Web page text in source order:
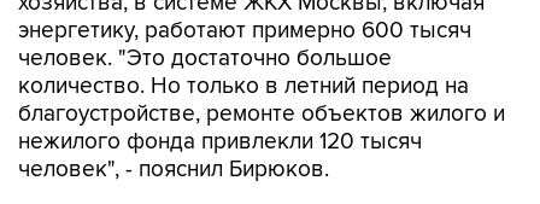
человек. "Это достаточно большое
количество. Но только в летний период на
благоустройстве, ремонте объектов жилого и
нежилого фонда привлекли 120 тысяч
человек", - пояснил Бирюков.
Он напомнил, что в системе городского